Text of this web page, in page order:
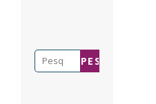
Pesquisar
por: